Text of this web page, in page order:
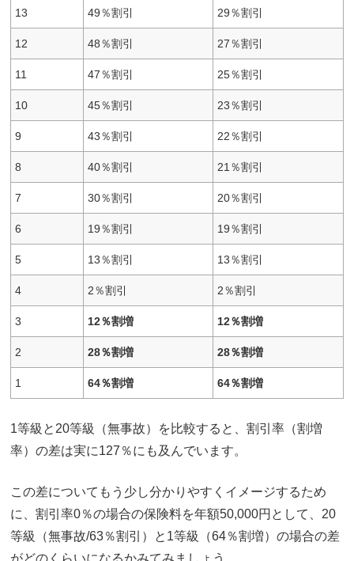
13 49％割引 29％割引
12 48％割引 27％割引
11 47％割引 25％割引
10 45％割引 23％割引
9 43％割引 22％割引
8 40％割引 21％割引
7 30％割引 20％割引
6 19％割引 19％割引
5 13％割引 13％割引
4 2％割引 2％割引
3 12％割増 12％割増
2 28％割増 28％割増
1 64％割増 64％割増
1等級と20等級（無事故）を比較すると、割引率（割増
率）の差は実に127％にも及んでいます。
この差についてもう少し分かりやすくイメージするため
に、割引率0％の場合の保険料を年額50,000円として、20
等級（無事故/63％割引）と1等級（64％割増）の場合の差